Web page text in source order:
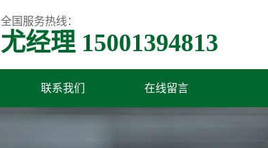
全国服务热线：
尤经理 15001394813
联系我们 在线留言